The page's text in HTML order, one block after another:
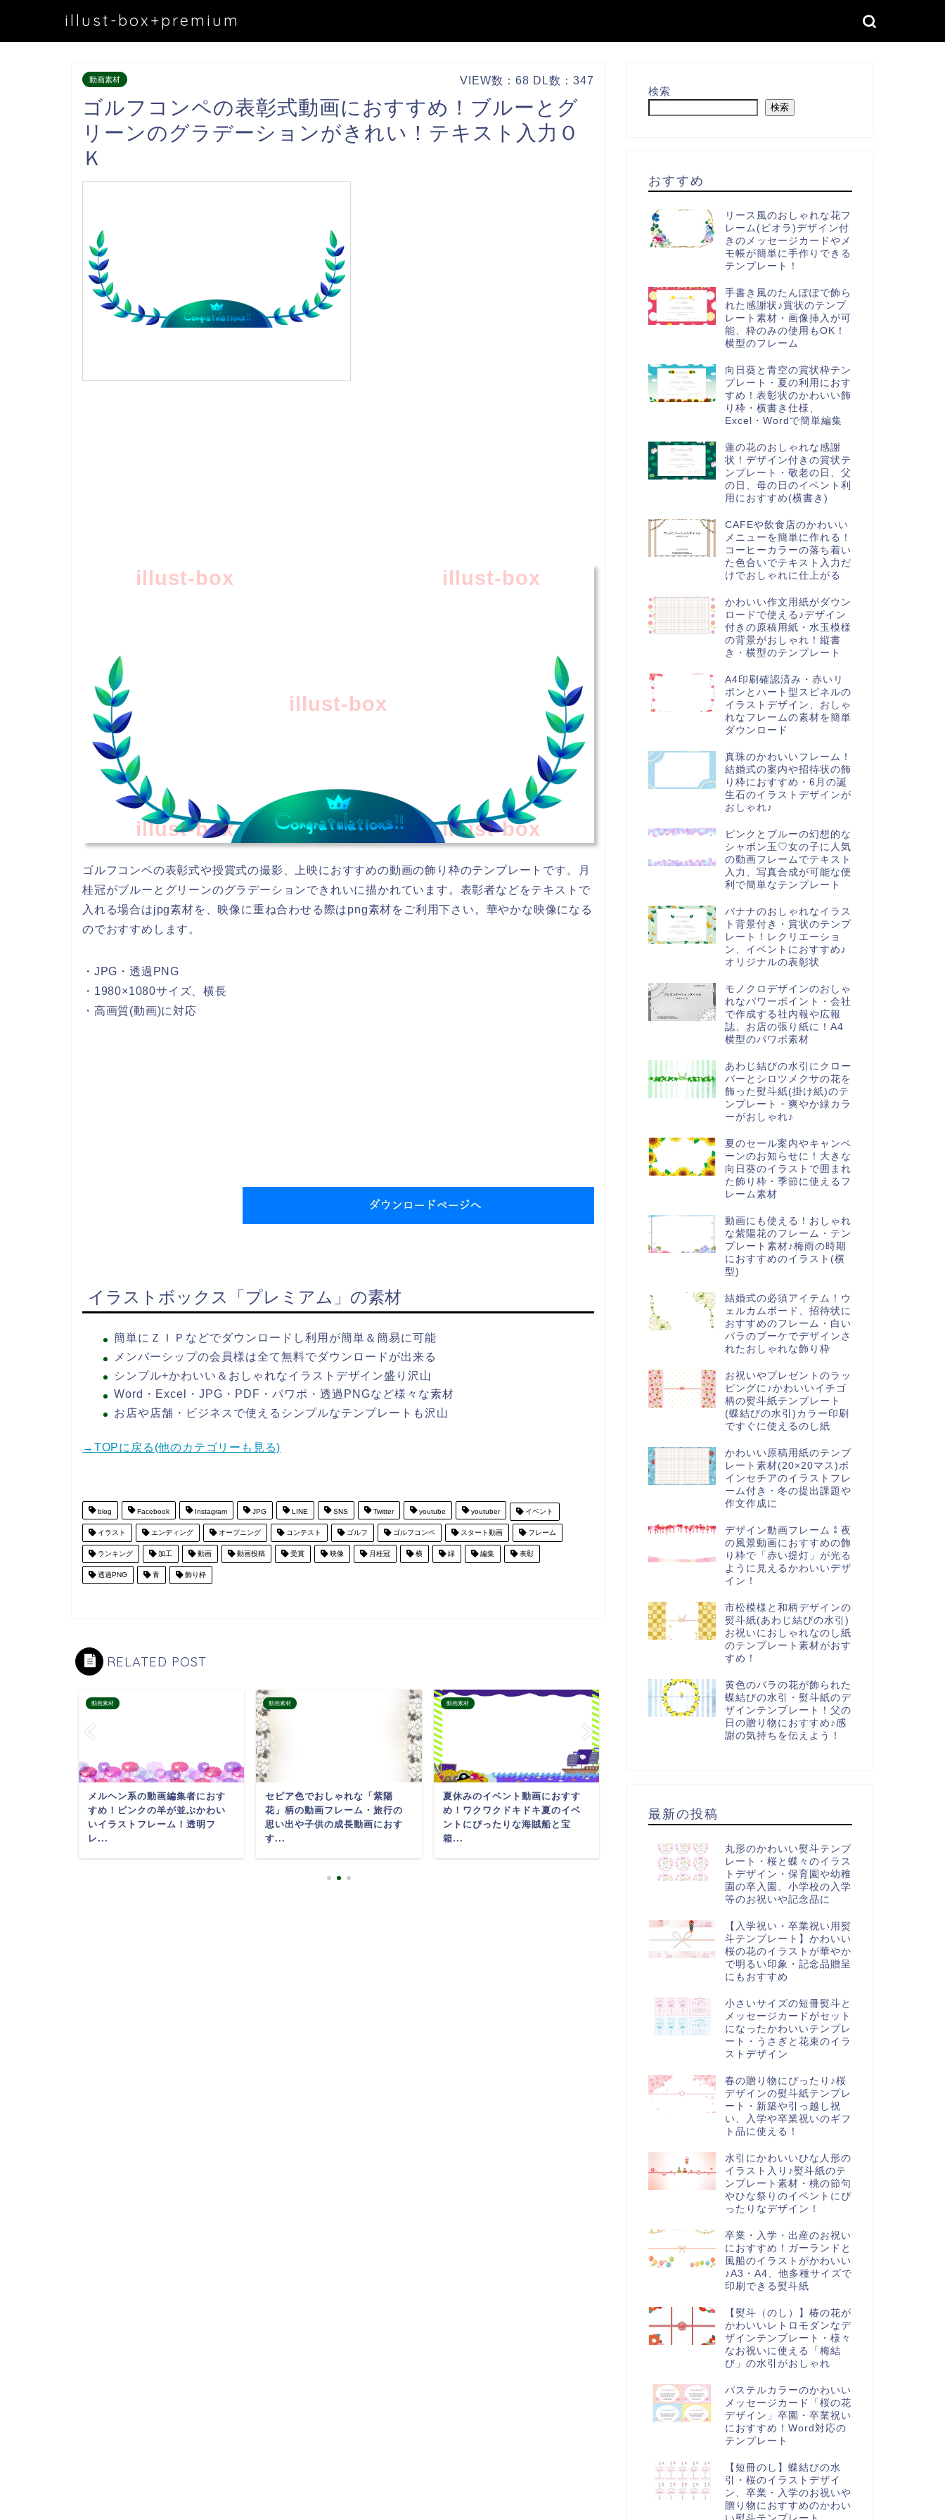
illust-box+premium
動画素材 VIEW数：68 DL数：347
ゴルフコンペの表彰式動画におすすめ！ブルーとグ
リーンのグラデーションがきれい！テキスト入力Ｏ
Ｋ
illust-box
illust-box illust-box
illust-box illust-box
ゴルフコンペの表彰式や授賞式の撮影、上映におすすめの動画の飾り枠のテンプレートです。月
桂冠がブルーとグリーンのグラデーションできれいに描かれています。表彰者などをテキストで
入れる場合はjpg素材を、映像に重ね合わせる際はpng素材をご利用下さい。華やかな映像になる
のでおすすめします。
・JPG・透過PNG
・1980×1080サイズ、横長
・高画質(動画)に対応
イラストボックス「プレミアム」の素材
簡単にＺＩＰなどでダウンロードし利用が簡単＆簡易に可能
メンバーシップの会員様は全て無料でダウンロードが出来る
シンプル+かわいい＆おしゃれなイラストデザイン盛り沢山
Word・Excel・JPG・PDF・パワポ・透過PNGなど様々な素材
お店や店舗・ビジネスで使えるシンプルなテンプレートも沢山
→TOPに戻る(他のカテゴリーも見る)
blog Facebook Instagram JPG LINE SNS Twitter youtube youtuber イベント
イラスト エンディング オープニング コンテスト ゴルフ ゴルフコンペ スタート動画 フレーム
ランキング 加工 動画 動画投稿 受賞 映像 月桂冠 横 緑 編集 表彰
透過PNG 青 飾り枠
RELATED POST
動画素材
メルヘン系の動画編集者におす
すめ！ピンクの羊が並ぶかわい
いイラストフレーム！透明フ
レ...
動画素材
セピア色でおしゃれな「紫陽
花」柄の動画フレーム・旅行の
思い出や子供の成長動画におす
す...
動画素材
夏休みのイベント動画におすす
め！ワクワクドキドキ夏のイベ
ントにぴったりな海賊船と宝
箱...
すめ！ピンクの羊が並ぶかわい
いイラストフレーム！透明フ
動画素材
思い出や子供の成長動画におす
検索
検索
おすすめ
リース風のおしゃれな花フ
レーム(ビオラ)デザイン付
きのメッセージカードやメ
モ帳が簡単に手作りできる
テンプレート！
手書き風のたんぽぽで飾ら
れた感謝状♪賞状のテンプ
レート素材・画像挿入が可
能、枠のみの使用もOK！
横型のフレーム
向日葵と青空の賞状枠テン
プレート・夏の利用におす
すめ！表彰状のかわいい飾
り枠・横書き仕様、
Excel・Wordで簡単編集
蓮の花のおしゃれな感謝
状！デザイン付きの賞状テ
ンプレート・敬老の日、父
の日、母の日のイベント利
用におすすめ(横書き)
CAFEや飲食店のかわいい
メニューを簡単に作れる！
コーヒーカラーの落ち着い
た色合いでテキスト入力だ
けでおしゃれに仕上がる
かわいい作文用紙がダウン
ロードで使える♪デザイン
付きの原稿用紙・水玉模様
の背景がおしゃれ！縦書
き・横型のテンプレート
A4印刷確認済み・赤いリ
ボンとハート型スピネルの
イラストデザイン、おしゃ
れなフレームの素材を簡単
ダウンロード
真珠のかわいいフレーム！
結婚式の案内や招待状の飾
り枠におすすめ・6月の誕
生石のイラストデザインが
おしゃれ♪
ピンクとブルーの幻想的な
シャボン玉♡女の子に人気
の動画フレームでテキスト
入力、写真合成が可能な便
利で簡単なテンプレート
バナナのおしゃれなイラス
ト背景付き・賞状のテンプ
レート！レクリエーショ
ン、イベントにおすすめ♪
オリジナルの表彰状
モノクロデザインのおしゃ
れなパワーポイント・会社
で作成する社内報や広報
誌、お店の張り紙に！A4
横型のパワポ素材
あわじ結びの水引にクロー
バーとシロツメクサの花を
飾った熨斗紙(掛け紙)のテ
ンプレート・爽やか緑カラ
ーがおしゃれ♪
夏のセール案内やキャンペ
ーンのお知らせに！大きな
向日葵のイラストで囲まれ
た飾り枠・季節に使えるフ
レーム素材
動画にも使える！おしゃれ
な紫陽花のフレーム・テン
プレート素材♪梅雨の時期
におすすめのイラスト(横
型)
結婚式の必須アイテム！ウ
ェルカムボード、招待状に
おすすめのフレーム・白い
バラのブーケでデザインさ
れたおしゃれな飾り枠
お祝いやプレゼントのラッ
ピングに♪かわいいイチゴ
柄の熨斗紙テンプレート
(蝶結びの水引)カラー印刷
ですぐに使えるのし紙
かわいい原稿用紙のテンプ
レート素材(20×20マス)ポ
インセチアのイラストフレ
ーム付き・冬の提出課題や
作文作成に
デザイン動画フレーム⁑夜
の風景動画におすすめの飾
り枠で「赤い提灯」が光る
ように見えるかわいいデザ
イン！
市松模様と和柄デザインの
熨斗紙(あわじ結びの水引)
お祝いにおしゃれなのし紙
のテンプレート素材がおす
すめ！
黄色のバラの花が飾られた
蝶結びの水引・熨斗紙のデ
ザインテンプレート！父の
日の贈り物におすすめ♪感
謝の気持ちを伝えよう！
最新の投稿
丸形のかわいい熨斗テンプ
レート・桜と蝶々のイラス
トデザイン・保育園や幼稚
園の卒入園、小学校の入学
等のお祝いや記念品に
【入学祝い・卒業祝い用熨
斗テンプレート】かわいい
桜の花のイラストが華やか
で明るい印象・記念品贈呈
にもおすすめ
小さいサイズの短冊熨斗と
メッセージカードがセット
になったかわいいテンプレ
ート・うさぎと花束のイラ
ストデザイン
春の贈り物にぴったり♪桜
デザインの熨斗紙テンプレ
ート・新築や引っ越し祝
い、入学や卒業祝いのギフ
ト品に使える！
水引にかわいいひな人形の
イラスト入り♪熨斗紙のテ
ンプレート素材・桃の節句
やひな祭りのイベントにぴ
ったりなデザイン！
卒業・入学・出産のお祝い
におすすめ！ガーランドと
風船のイラストがかわいい
♪A3・A4、他多種サイズで
印刷できる熨斗紙
【熨斗（のし）】椿の花が
かわいいレトロモダンなデ
ザインテンプレート・様々
なお祝いに使える「梅結
び」の水引がおしゃれ
パステルカラーのかわいい
メッセージカード「桜の花
デザイン」卒園・卒業祝い
におすすめ！Word対応の
テンプレート
【短冊のし】蝶結びの水
引・桜のイラストデザイ
ン、卒業・入学のお祝いや
贈り物におすすめのかわい